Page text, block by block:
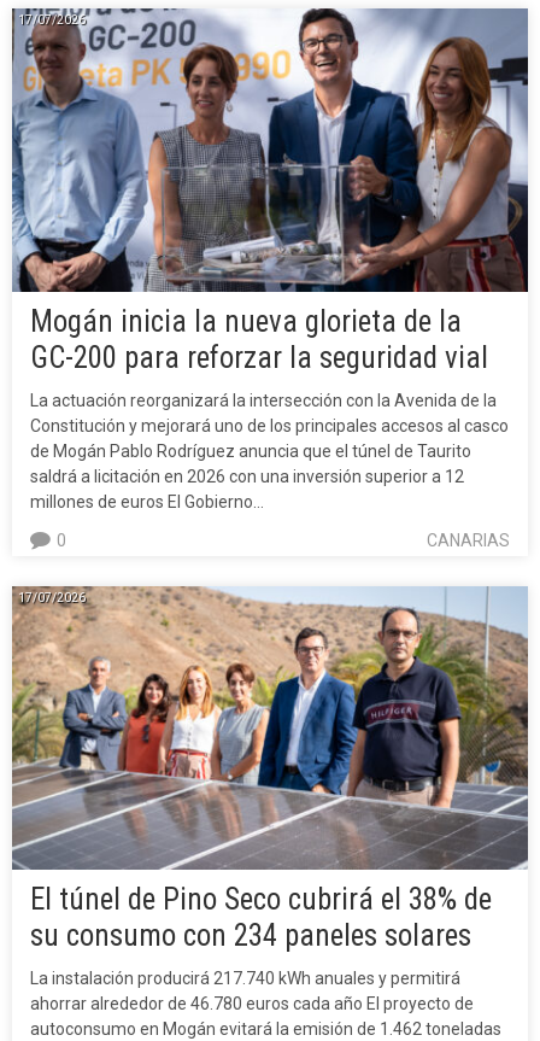
17/07/2026
Mogán inicia la nueva glorieta de la
GC-200 para reforzar la seguridad vial
La actuación reorganizará la intersección con la Avenida de la
Constitución y mejorará uno de los principales accesos al casco
de Mogán Pablo Rodríguez anuncia que el túnel de Taurito
saldrá a licitación en 2026 con una inversión superior a 12
millones de euros El Gobierno…
CANARIAS
0
17/07/2026
El túnel de Pino Seco cubrirá el 38% de
su consumo con 234 paneles solares
La instalación producirá 217.740 kWh anuales y permitirá
ahorrar alrededor de 46.780 euros cada año El proyecto de
autoconsumo en Mogán evitará la emisión de 1.462 toneladas